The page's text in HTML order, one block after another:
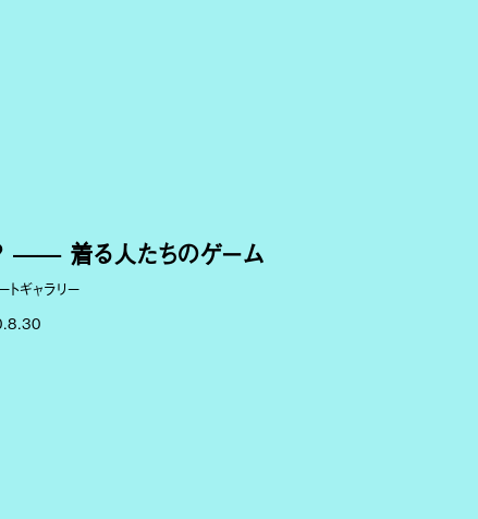
？ —— 着る人たちのゲーム
ギャラリー